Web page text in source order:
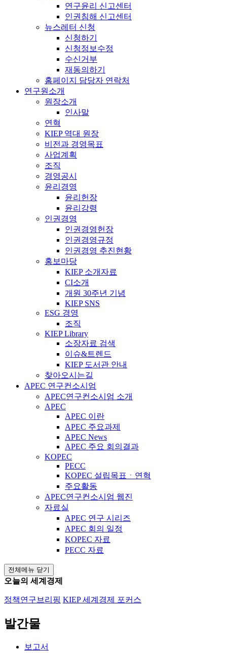
연구윤리 신고센터
인권침해 신고센터
뉴스레터 신청
신청하기
신청정보수정
수신거부
재동의하기
홈페이지 담당자 연락처
연구원소개
원장소개
인사말
연혁
KIEP 역대 원장
비전과 경영목표
사업계획
조직
경영공시
윤리경영
윤리헌장
윤리강령
인권경영
인권경영헌장
인권경영규정
인권경영 추진현황
홍보마당
KIEP 소개자료
CI소개
개원 30주년 기념
KIEP SNS
ESG 경영
조직
KIEP Library
소장자료 검색
이슈&트렌드
KIEP 도서관 안내
찾아오시는길
APEC 연구컨소시엄
APEC연구컨소시엄 소개
APEC
APEC 이란
APEC 주요과제
APEC News
APEC 주요 회의결과
KOPEC
PECC
KOPEC 설립목표ㆍ연혁
주요활동
APEC연구컨소시엄 웹진
자료실
APEC 연구 시리즈
APEC 회의 일정
KOPEC 자료
PECC 자료
전체메뉴 닫기
오늘의 세계경제
정책연구브리핑 KIEP 세계경제 포커스
발간물
보고서